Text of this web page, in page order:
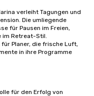
verleiht Tagungen und
Die umliegende
für Pausen im Freien,
im Retreat-Stil.
Planer, die frische Luft,
in ihre Programme
für den Erfolg von